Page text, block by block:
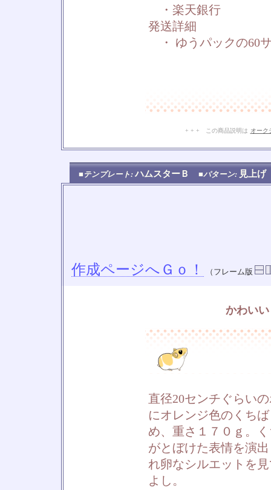
・楽天銀行
発送詳細
・ ゆうパックの60
+ + + この商品説明は オーク
■テンプレート:ハムスターＢ ■パターン: 見上
作成ページへＧｏ！ （フレーム版
かわい
直径20センチぐらい
にオレンジ色のくち
め、重さ１７０ｇ。
がとぼけた表情を演
れ卵なシルエットを
よし。